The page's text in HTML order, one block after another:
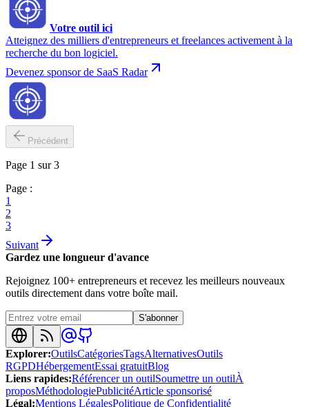
Votre outil ici
Atteignez des milliers d'entrepreneurs et freelances activement à la
recherche du bon logiciel.
Devenez sponsor de SaaS Radar
Précédent
Page 1 sur 3
Page :
1
2
3
Suivant
Gardez une longueur d'avance
Rejoignez 100+ entrepreneurs et recevez les meilleurs nouveaux
outils directement dans votre boîte mail.
S'abonner
Explorer:OutilsCatégoriesTagsAlternativesOutils
RGPDHébergementEssai gratuitBlog
Liens rapides:Référencer un outilSoumettre un outilÀ
proposMéthodologiePublicitéArticle sponsorisé
Légal:Mentions LégalesPolitique de Confidentialité